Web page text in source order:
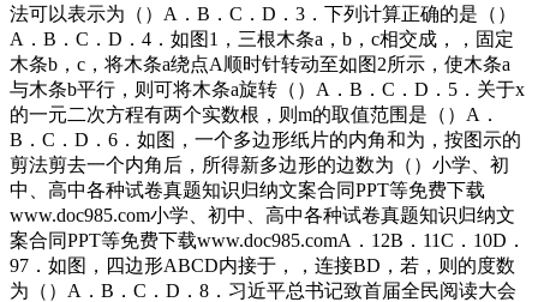
法可以表示为（）A．B．C．D．3．下列计算正确的是（）
A．B．C．D．4．如图1，三根木条a，b，c相交成，，固定
木条b，c，将木条a绕点A顺时针转动至如图2所示，使木条a
与木条b平行，则可将木条a旋转（）A．B．C．D．5．关于x
的一元二次方程有两个实数根，则m的取值范围是（）A．
B．C．D．6．如图，一个多边形纸片的内角和为，按图示的
剪法剪去一个内角后，所得新多边形的边数为（）小学、初
中、高中各种试卷真题知识归纳文案合同PPT等免费下载
www.doc985.com小学、初中、高中各种试卷真题知识归纳文
案合同PPT等免费下载www.doc985.comA．12B．11C．10D．
97．如图，四边形ABCD内接于，，连接BD，若，则的度数
为（）A．B．C．D．8．习近平总书记致首届全民阅读大会